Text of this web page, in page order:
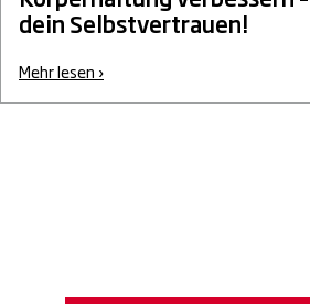
dein Selbstvertrauen!
Mehr lesen ›